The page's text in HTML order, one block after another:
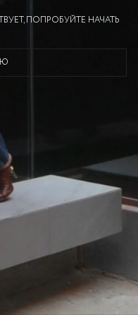
ПОПРОБУЙТЕ НАЧАТЬ